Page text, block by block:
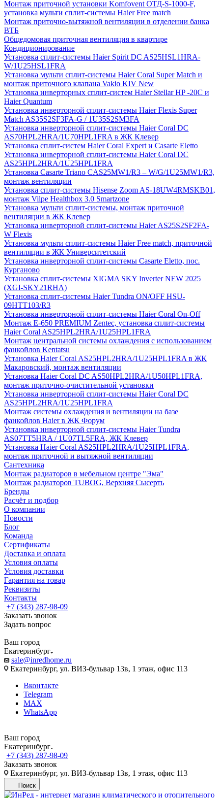
Монтаж приточной установки Komfovent ОТД-S-1000-F,
установка мульти сплит-системы Haier Free match
Монтаж приточно-вытяжной вентиляции в отделении банка
ВТБ
Общедомовая приточная вентиляция в квартире
Кондиционирование
Установка сплит-системы Haier Spirit DC AS25HSL1HRA-
W/1U25HSL1FRA
Установка мульти сплит-системы Haier Coral Super Match и
монтаж приточного клапана Vakio KIV New
Установка инверторных сплит-систем Haier Stellar HP -20С и
Haier Quantum
Установка инверторной сплит-системы Haier Flexis Super
Match AS35S2SF3FA-G / 1U35S2SM3FA
Установка инверторной сплит-системы Haier Coral DC
AS70HPL2HRA/1U70HPL1FRA в ЖК Клевер
Установка сплит-систем Haier Coral Expert и Casarte Eletto
Установка инверторной сплит-системы Haier Coral DC
AS25HPL2HRA/1U25HPL1FRA
Установка Casarte Triano CAS25MW1/R3 – W/G/1U25MW1/R3,
монтаж вентиляции
Установка сплит-системы Hisense Zoom AS-18UW4RMSKB01,
монтаж Vilpe Healthbox 3.0 Smartzone
Установка мульти сплит-системы, монтаж приточной
вентиляции в ЖК Клевер
Установка инверторной сплит-системы Haier AS25S2SF2FA-
W Flexis
Установка мульти сплит-системы Haier Free match, приточной
вентиляции в ЖК Университетский
Установка инверторной сплит-системы Casarte Eletto, пос.
Курганово
Установка сплит-системы XIGMA SKY Inverter NEW 2025
(XGI-SKY21RHA)
Установка сплит-системы Haier Tundra ON/OFF HSU-
09HTT103/R3
Установка инверторной сплит-системы Haier Coral On-Off
Монтаж E-650 PREMIUM Zentec, установка сплит-системы
Haier Coral AS25HPL2HRA/1U25HPL1FRA
Монтаж центральной системы охлаждения с использованием
фанкойлов Kentatsu
Установка Haier Coral AS25HPL2HRA/1U25HPL1FRA в ЖК
Макаровский, монтаж вентиляции
Установка Haier Coral DC AS50HPL2HRA/1U50HPL1FRA,
монтаж приточно-очистительной установки
Установка инверторной сплит-системы Haier Coral DC
AS25HPL2HRA/1U25HPL1FRA
Монтаж системы охлаждения и вентиляции на базе
фанкойлов Haier в ЖК Форум
Установка инверторной сплит-системы Haier Tundra
AS07TT5HRA / 1U07TL5FRA, ЖК Клевер
Установка Haier Coral AS25HPL2HRA/1U25HPL1FRA,
монтаж приточной и вытяжной вентиляции
Сантехника
Монтаж радиаторов в мебельном центре "Эма"
Монтаж радиаторов TUBOG, Верхняя Сысерть
Бренды
Расчёт и подбор
О компании
Новости
Блог
Команда
Сертификаты
Доставка и оплата
Условия оплаты
Условия доставки
Гарантия на товар
Реквизиты
Контакты
+7 (343) 287-98-09
Заказать звонок
Задать вопрос
Ваш город
Екатеринбург
sale@inredhome.ru
Екатеринбург, ул. ВИЗ-бульвар 13в, 1 этаж, офис 113
Вконтакте
Telegram
MAX
WhatsApp
Ваш город
Екатеринбург
+7 (343) 287-98-09
Заказать звонок
Екатеринбург, ул. ВИЗ-бульвар 13в, 1 этаж, офис 113
Поиск